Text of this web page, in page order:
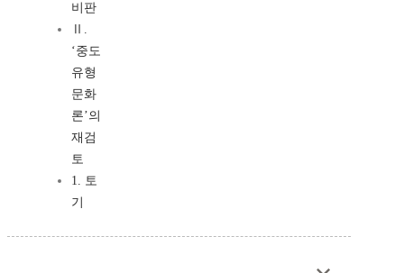
비판
Ⅱ.
‘중도
유형
문화
론’의
재검
토
1. 토
기